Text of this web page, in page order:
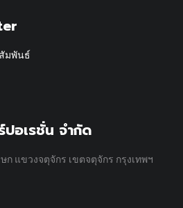
มพันธ์
อเรชั่น จำกัด
แขวงจตุจักร เขตจตุจักร กรุงเทพฯ